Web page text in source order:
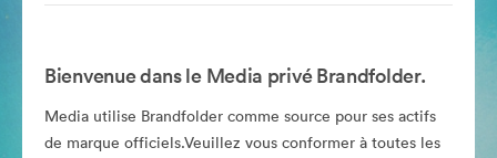
Bienvenue dans le Media privé Brandfolder.
Media utilise Brandfolder comme source pour ses actifs
de marque officiels.Veuillez vous conformer à toutes les